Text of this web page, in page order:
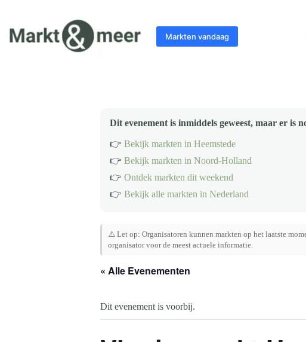
inhoud
Markten vandaag
Dit evenement is inmiddels geweest, maar er is
👉 Bekijk markten in Heemstede
👉 Bekijk markten in Noord-Holland
👉 Ontdek markten dit weekend
👉 Bekijk alle markten in Nederland
⚠️ Let op: Organisatoren kunnen markten op het laatste
organisator voor de meest actuele informatie.
« Alle Evenementen
Dit evenement is voorbij.